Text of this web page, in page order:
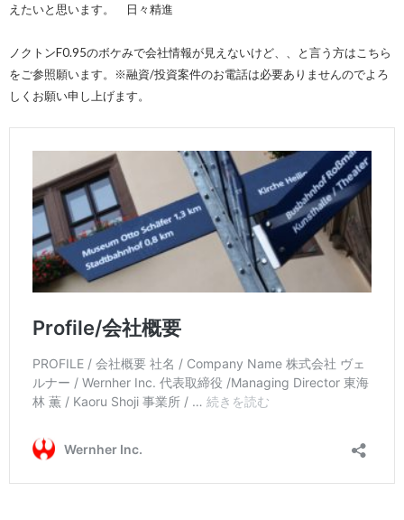
えたいと思います。 日々精進
ノクトンF0.95のボケみで会社情報が見えないけど、、と言う方はこちら
をご参照願います。※融資/投資案件のお電話は必要ありませんのでよろ
しくお願い申し上げます。